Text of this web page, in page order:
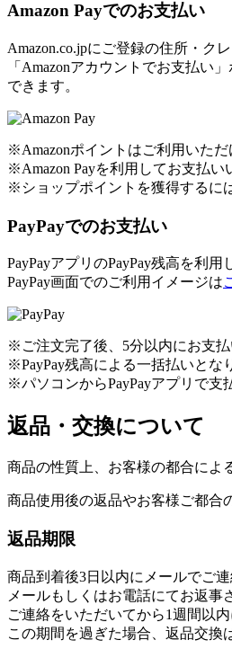
Amazon Payでのお支払い
Amazon.co.jpにご登録の住所・ク
「Amazonアカウントでお支払い
できます。
※Amazonポイントはご利用いただ
※Amazon Payを利用してお支払い
※ショップポイントを獲得するに
PayPayでのお支払い
PayPayアプリのPayPay残高を利用
PayPay画面でのご利用イメージは
※ご注文完了後、5分以内にお支
※PayPay残高による一括払いとな
※パソコンからPayPayアプリで支
返品・交換について
商品の性質上、お客様の都合によ
商品使用後の返品やお客様ご都合
返品期限
商品到着後3日以内にメールでご連
メールもしくはお電話にてお返事
ご連絡をいただいてから1週間以
この期間を過ぎた場合、返品交換